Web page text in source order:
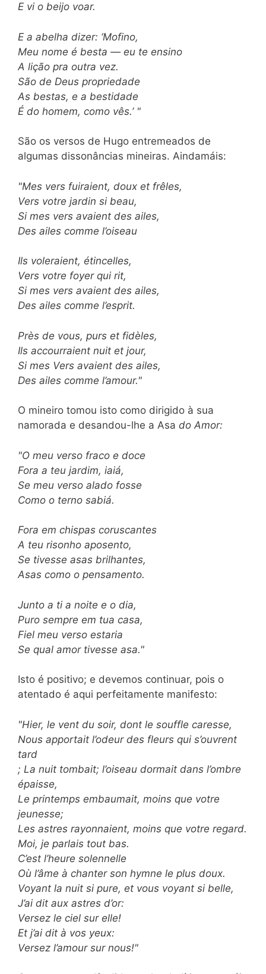
E vi o beijo voar.
E a abelha dizer: ‘Mofino,
Meu nome é besta — eu te ensino
A lição pra outra vez.
São de Deus propriedade
As bestas, e a bestidade
É do homem, como vês.’ "
São os versos de Hugo entremeados de
algumas dissonâncias mineiras. Aindamáis:
"Mes vers fuiraient, doux et frêles,
Vers votre jardin si beau,
Si mes vers avaient des ailes,
Des ailes comme l’oiseau
Ils voleraient, étincelles,
Vers votre foyer qui rit,
Si mes vers avaient des ailes,
Des ailes comme l’esprit.
Près de vous, purs et fidèles,
Ils accourraient nuit et jour,
Si mes Vers avaient des ailes,
Des ailes comme l’amour."
O mineiro tomou isto como dirigido à sua
namorada e desandou-lhe a Asa do Amor:
"O meu verso fraco e doce
Fora a teu jardim, iaiá,
Se meu verso alado fosse
Como o terno sabiá.
Fora em chispas coruscantes
A teu risonho aposento,
Se tivesse asas brilhantes,
Asas como o pensamento.
Junto a ti a noite e o dia,
Puro sempre em tua casa,
Fiel meu verso estaria
Se qual amor tivesse asa."
Isto é positivo; e devemos continuar, pois o
atentado é aqui perfeitamente manifesto:
"Hier, le vent du soir, dont le souffle caresse,
Nous apportait l’odeur des fleurs qui s’ouvrent
tard
; La nuit tombait; l’oiseau dormait dans l’ombre
épaisse,
Le printemps embaumait, moins que votre
jeunesse;
Les astres rayonnaient, moins que votre regard.
Moi, je parlais tout bas.
C’est l’heure solennelle
Où l’âme à chanter son hymne le plus doux.
Voyant la nuit si pure, et vous voyant si belle,
J’ai dit aux astres d’or:
Versez le ciel sur elle!
Et j’ai dit à vos yeux:
Versez l’amour sur nous!"